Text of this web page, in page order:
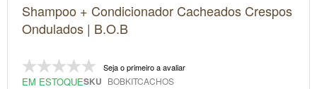
para
início
Galeria
de
imagens
Shampoo + Condicionador Cacheados Crespos
Ondulados | B.O.B
Seja o primeiro a avaliar
EM ESTOQUESKU BOBKITCACHOS